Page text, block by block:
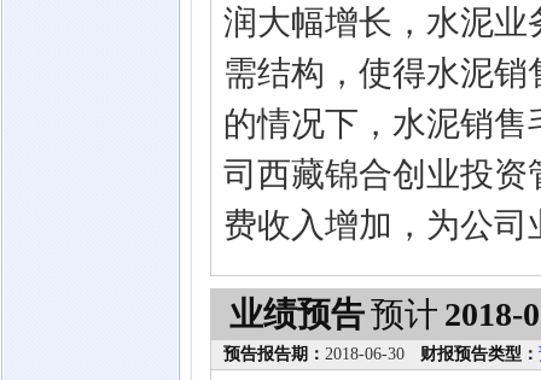
润大幅增长，水泥
需结构，使得水泥
的情况下，水泥销
司西藏锦合创业投
费收入增加，为公
业绩预告预计 2018-
预告报告期： 2018-06-30 财报预告类型：